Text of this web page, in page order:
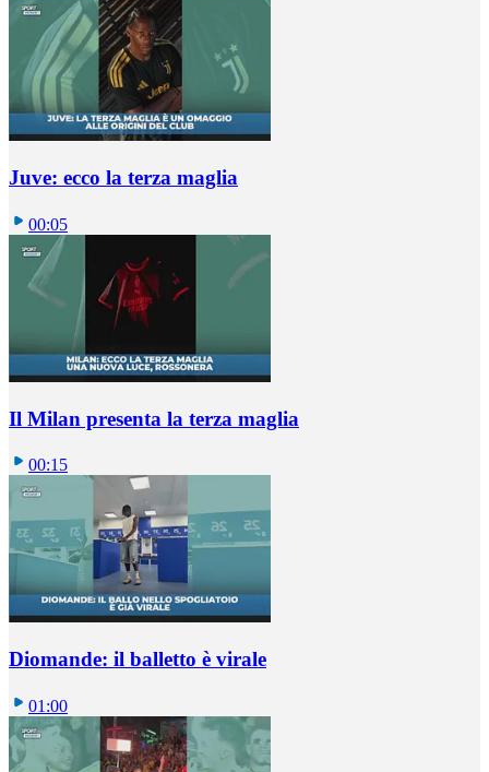
Juve: ecco la terza maglia
00:05
Il Milan presenta la terza maglia
00:15
Diomande: il balletto è virale
01:00